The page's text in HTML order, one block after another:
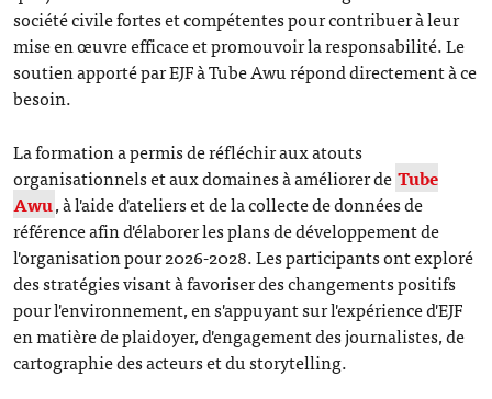
société civile fortes et compétentes pour contribuer à leur
mise en œuvre efficace et promouvoir la responsabilité. Le
soutien apporté par EJF à Tube Awu répond directement à ce
besoin.
La formation a permis de réfléchir aux atouts
organisationnels et aux domaines à améliorer de Tube
Awu, à l'aide d'ateliers et de la collecte de données de
référence afin d'élaborer les plans de développement de
l'organisation pour 2026-2028. Les participants ont exploré
des stratégies visant à favoriser des changements positifs
pour l'environnement, en s'appuyant sur l'expérience d'EJF
en matière de plaidoyer, d'engagement des journalistes, de
cartographie des acteurs et du storytelling.